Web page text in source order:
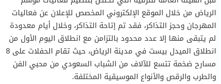
الرياض من خلال الموقع الإلكتروني المخصص للإعلان عن فعاليات
المهرجان وحجز التذاكر، فقد تم إتاحة التذاكر، وخلال أيام معدودة
لم يتبقى منها إلا عدد محدود بالتزامن مع انطلاق اليوم الأول من
انطلاق الميدل بيست في مدينة الرياض، حيث تقام الحفلات على 8
مسارح ضخمة تتسع للآلاف من الشباب السعودي من محبي الفن
والطرب والرقص والأنواع الموسيقية المختلفة.